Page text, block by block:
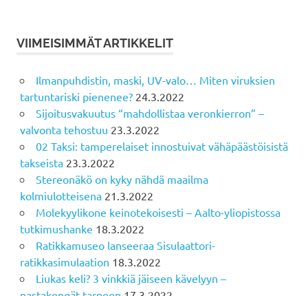
VIIMEISIMMÄT ARTIKKELIT
Ilmanpuhdistin, maski, UV-valo… Miten viruksien
tartuntariski pienenee? 24.3.2022
Sijoitusvakuutus “mahdollistaa veronkierron” –
valvonta tehostuu 23.3.2022
02 Taksi: tamperelaiset innostuivat vähäpäästöisistä
takseista 23.3.2022
Stereonäkö on kyky nähdä maailma
kolmiulotteisena 21.3.2022
Molekyylikone keinotekoisesti – Aalto-yliopistossa
tutkimushanke 18.3.2022
Ratikkamuseo lanseeraa Sisulaattori-
ratikkasimulaation 18.3.2022
Liukas keli? 3 vinkkiä jäiseen kävelyyn –